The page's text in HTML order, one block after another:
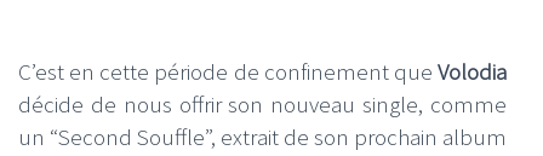
C’est en cette période de confinement que Volodia
décide de nous offrir son nouveau single, comme
un “Second Souffle”, extrait de son prochain album